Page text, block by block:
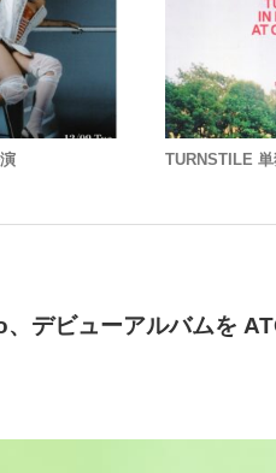
TURNSTILE
デビューアルバムを